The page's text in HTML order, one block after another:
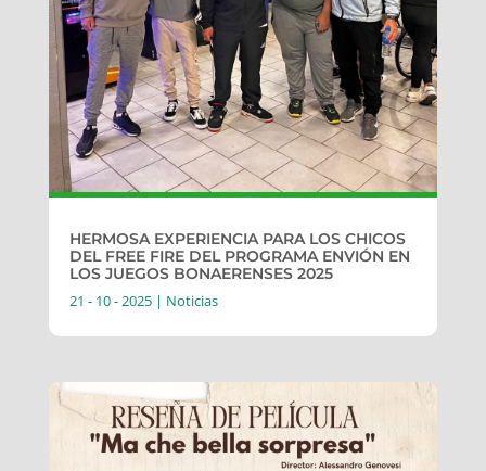
HERMOSA EXPERIENCIA PARA LOS CHICOS
DEL FREE FIRE DEL PROGRAMA ENVIÓN EN
LOS JUEGOS BONAERENSES 2025
21 - 10 - 2025| Noticias